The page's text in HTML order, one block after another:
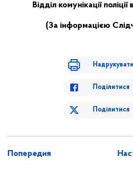
Відділ комунікації
(За інформацією
Надрукувати
Поділитися
Поділитися
Попередня